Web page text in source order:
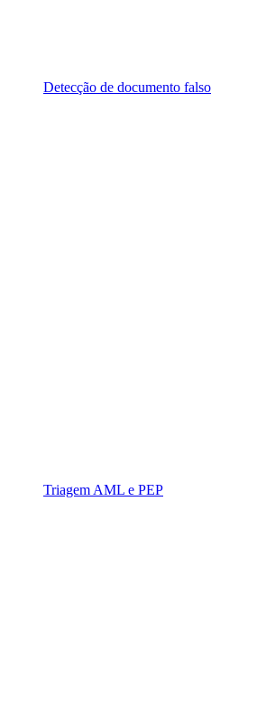
Detecção de documento falso
Triagem AML e PEP